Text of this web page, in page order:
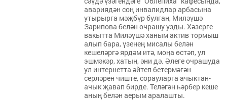
авариядән соң инвалидлар арбасына
утырырга мәҗбүр булган, Миләүшә
Зарипова белән очрашу узды. Хәзерге
вакытта Миләүшә ханым актив тормыш
алып бара, үзенең мисалы белән
кешеләргә ярдәм итә, моңа өстәп, ул
эшмәкәр, хатын, әни дә. Әлеге очрашуда
ул интернетта әйтеп бетермәгән
серләрен чиште, сорауларга ачыктан-
ачык җавап бирде. Теләгән һәрбер кеше
аның белән аерым аралашты.